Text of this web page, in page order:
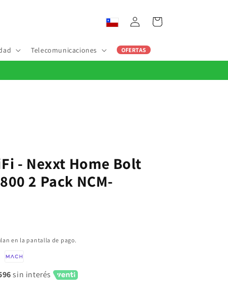
Telecomunicaciones OFERTAS
Iniciar
sesión
Carrito
- Nexxt Home Bolt
2 Pack NCM-
en la pantalla de pago.
sin interés